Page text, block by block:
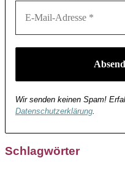
Wir senden keinen Spam!
Datenschutzerklärung
Schlagwörter